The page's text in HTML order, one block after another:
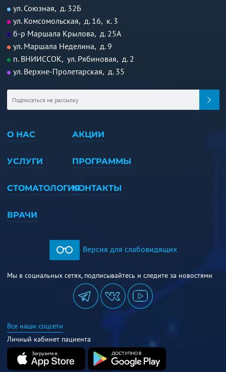
ул. Союзная, д. 32Б
ул. Комсомольская, д. 16, к. 3
б-р Маршала Крылова, д. 25А
ул. Маршала Неделина, д. 9
п. ВНИИССОК, ул. Рябиновая, д. 2
ул. Верхне-Пролетарская, д. 35
О НАС
УСЛУГИ
СТОМАТОЛОГИЯ
ВРАЧИ
АКЦИИ
ПРОГРАММЫ
КОНТАКТЫ
Версия для слабовидящих
Мы в социальных сетях, подписывайтесь и следите за новостями
Все наши соцсети
Личный кабинет пациента